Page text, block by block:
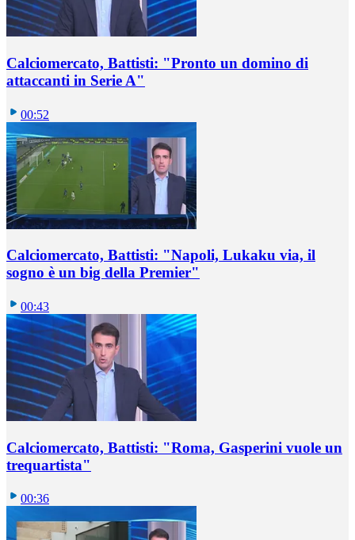
Calciomercato, Battisti: "Pronto un domino di
attaccanti in Serie A"
00:52
Calciomercato, Battisti: "Napoli, Lukaku via, il
sogno è un big della Premier"
00:43
Calciomercato, Battisti: "Roma, Gasperini vuole un
trequartista"
00:36